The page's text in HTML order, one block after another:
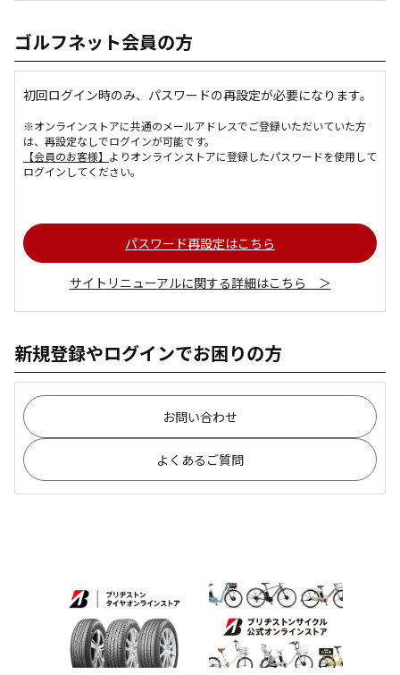
ゴルフネット会員の方
初回ログイン時のみ、パスワードの再設定が必要になります。
※オンラインストアに共通のメールアドレスでご登録いただいていた方
は、再設定なしでログインが可能です。
【会員のお客様】 よりオンラインストアに登録したパスワードを使用して
ログインしてください。
パスワード再設定はこちら
サイトリニューアルに関する詳細はこちら ＞
新規登録やログインでお困りの方
お問い合わせ
よくあるご質問